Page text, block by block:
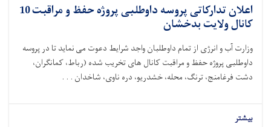
اعلان تدارکاتی پروسه داوطلبی پروژه حفظ و مراقبت 10
کانال ولایت بدخشان
وزارت آب و انرژی از تمام داوطلبان واجد شرایط دعوت می نماید تا در پروسه
داوطلبی پروژه حفظ و مراقبت کانال های تخریب شده (رباط، کمانګران،
دشت فرغامنج، ترنگ، محله، خشدریو، دره ناوی، شاخدان . . .
بیشتر